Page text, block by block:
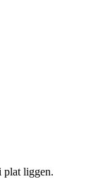
liggen.